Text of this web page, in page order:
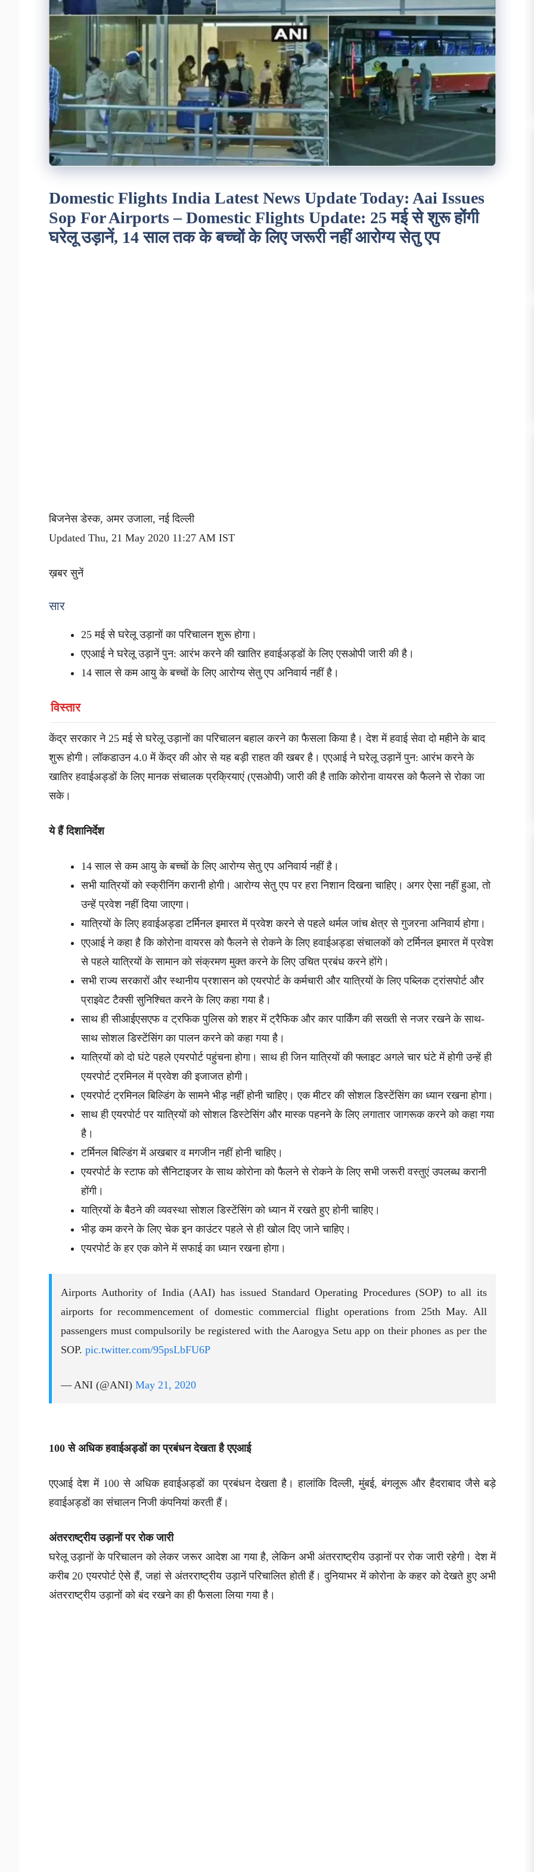
Domestic Flights India Latest News Update Today: Aai Issues
Sop For Airports – Domestic Flights Update: 25 मई से शुरू होंगी
घरेलू उड़ानें, 14 साल तक के बच्चों के लिए जरूरी नहीं आरोग्य सेतु एप
बिजनेस डेस्क, अमर उजाला, नई दिल्ली
Updated Thu, 21 May 2020 11:27 AM IST
ख़बर सुनें
सार
25 मई से घरेलू उड़ानों का परिचालन शुरू होगा।
एएआई ने घरेलू उड़ानें पुन: आरंभ करने की खातिर हवाईअड्डों के लिए एसओपी जारी की है।
14 साल से कम आयु के बच्चों के लिए आरोग्य सेतु एप अनिवार्य नहीं है।
विस्तार
केंद्र सरकार ने 25 मई से घरेलू उड़ानों का परिचालन बहाल करने का फैसला किया है। देश में हवाई सेवा दो महीने के बाद
शुरू होगी। लॉकडाउन 4.0 में केंद्र की ओर से यह बड़ी राहत की खबर है। एएआई ने घरेलू उड़ानें पुन: आरंभ करने के
खातिर हवाईअड्डों के लिए मानक संचालक प्रक्रियाएं (एसओपी) जारी की है ताकि कोरोना वायरस को फैलने से रोका जा
सके।
ये हैं दिशानिर्देश
14 साल से कम आयु के बच्चों के लिए आरोग्य सेतु एप अनिवार्य नहीं है।
सभी यात्रियों को स्क्रीनिंग करानी होगी। आरोग्य सेतु एप पर हरा निशान दिखना चाहिए। अगर ऐसा नहीं हुआ, तो
उन्हें प्रवेश नहीं दिया जाएगा।
यात्रियों के लिए हवाईअड्डा टर्मिनल इमारत में प्रवेश करने से पहले थर्मल जांच क्षेत्र से गुजरना अनिवार्य होगा।
एएआई ने कहा है कि कोरोना वायरस को फैलने से रोकने के लिए हवाईअड्डा संचालकों को टर्मिनल इमारत में प्रवेश
से पहले यात्रियों के सामान को संक्रमण मुक्त करने के लिए उचित प्रबंध करने होंगे।
सभी राज्य सरकारों और स्थानीय प्रशासन को एयरपोर्ट के कर्मचारी और यात्रियों के लिए पब्लिक ट्रांसपोर्ट और
प्राइवेट टैक्सी सुनिश्चित करने के लिए कहा गया है।
साथ ही सीआईएसएफ व ट्रफिक पुलिस को शहर में ट्रैफिक और कार पार्किंग की सख्ती से नजर रखने के साथ-
साथ सोशल डिस्टेंसिंग का पालन करने को कहा गया है।
यात्रियों को दो घंटे पहले एयरपोर्ट पहुंचना होगा। साथ ही जिन यात्रियों की फ्लाइट अगले चार घंटे में होगी उन्हें ही
एयरपोर्ट ट्रमिनल में प्रवेश की इजाजत होगी।
एयरपोर्ट ट्रमिनल बिल्डिंग के सामने भीड़ नहीं होनी चाहिए। एक मीटर की सोशल डिस्टेंसिंग का ध्यान रखना होगा।
साथ ही एयरपोर्ट पर यात्रियों को सोशल डिस्टेसिंग और मास्क पहनने के लिए लगातार जागरूक करने को कहा गया
है।
टर्मिनल बिल्डिंग में अखबार व मगजीन नहीं होनी चाहिए।
एयरपोर्ट के स्टाफ को सैनिटाइजर के साथ कोरोना को फैलने से रोकने के लिए सभी जरूरी वस्तुएं उपलब्ध करानी
होंगी।
यात्रियों के बैठने की व्यवस्था सोशल डिस्टेंसिंग को ध्यान में रखते हुए होनी चाहिए।
भीड़ कम करने के लिए चेक इन काउंटर पहले से ही खोल दिए जाने चाहिए।
एयरपोर्ट के हर एक कोने में सफाई का ध्यान रखना होगा।
Airports Authority of India (AAI) has issued Standard Operating Procedures (SOP) to all its
airports for recommencement of domestic commercial flight operations from 25th May. All
passengers must compulsorily be registered with the Aarogya Setu app on their phones as per the
SOP. pic.twitter.com/95psLbFU6P
— ANI (@ANI) May 21, 2020
100 से अधिक हवाईअड्डों का प्रबंधन देखता है एएआई
एएआई देश में 100 से अधिक हवाईअड्डों का प्रबंधन देखता है। हालांकि दिल्ली, मुंबई, बंगलूरू और हैदराबाद जैसे बड़े
हवाईअड्डों का संचालन निजी कंपनियां करती हैं।
अंतरराष्ट्रीय उड़ानों पर रोक जारी
घरेलू उड़ानों के परिचालन को लेकर जरूर आदेश आ गया है, लेकिन अभी अंतरराष्ट्रीय उड़ानों पर रोक जारी रहेगी। देश में
करीब 20 एयरपोर्ट ऐसे हैं, जहां से अंतरराष्ट्रीय उड़ानें परिचालित होती हैं। दुनियाभर में कोरोना के कहर को देखते हुए अभी
अंतरराष्ट्रीय उड़ानों को बंद रखने का ही फैसला लिया गया है।